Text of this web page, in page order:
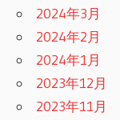
2024年3月
2024年2月
2024年1月
2023年12月
2023年11月